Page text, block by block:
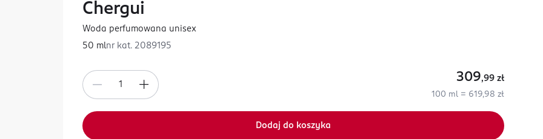
Chergui
Woda perfumowana unisex
50 mlnr kat. 2089195
309,99 zł
100 ml = 619,98 zł
Dodaj do koszyka